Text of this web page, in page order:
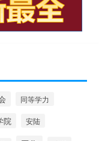
同等学力
院 安陆